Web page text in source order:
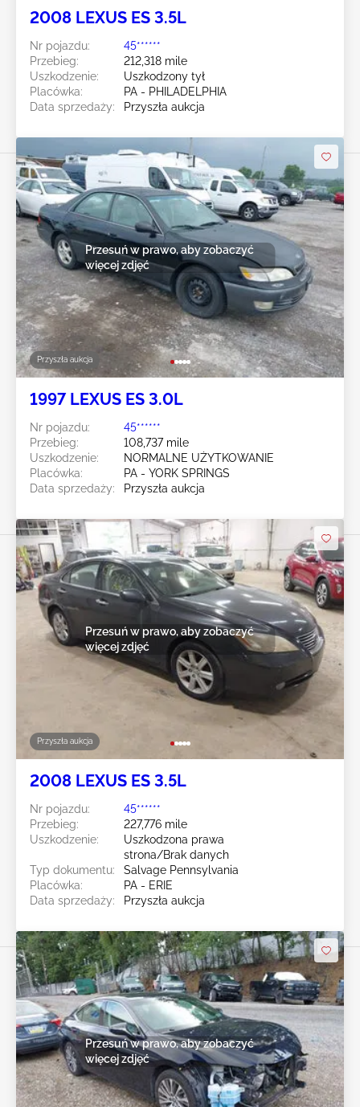
2008 LEXUS ES 3.5L
Nr pojazdu:
45******
Przebieg:
212,318 mile
Uszkodzenie:
Uszkodzony tył
Placówka:
PA - PHILADELPHIA
Data sprzedaży:
Przyszła aukcja
Przyszła aukcja
Przesuń w prawo, aby zobaczyć
więcej zdjęć
1997 LEXUS ES 3.0L
Nr pojazdu:
45******
Przebieg:
108,737 mile
Uszkodzenie:
NORMALNE UŻYTKOWANIE
Placówka:
PA - YORK SPRINGS
Data sprzedaży:
Przyszła aukcja
Przyszła aukcja
Przesuń w prawo, aby zobaczyć
więcej zdjęć
2008 LEXUS ES 3.5L
Nr pojazdu:
45******
Przebieg:
227,776 mile
Uszkodzenie:
Uszkodzona prawa
strona/Brak danych
Typ dokumentu:
Salvage Pennsylvania
Placówka:
PA - ERIE
Data sprzedaży:
Przyszła aukcja
Przesuń w prawo, aby zobaczyć
więcej zdjęć